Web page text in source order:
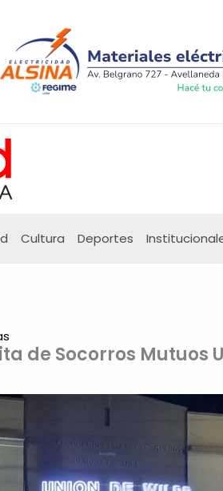
Cultura Deportes
de Socorros Mutuos